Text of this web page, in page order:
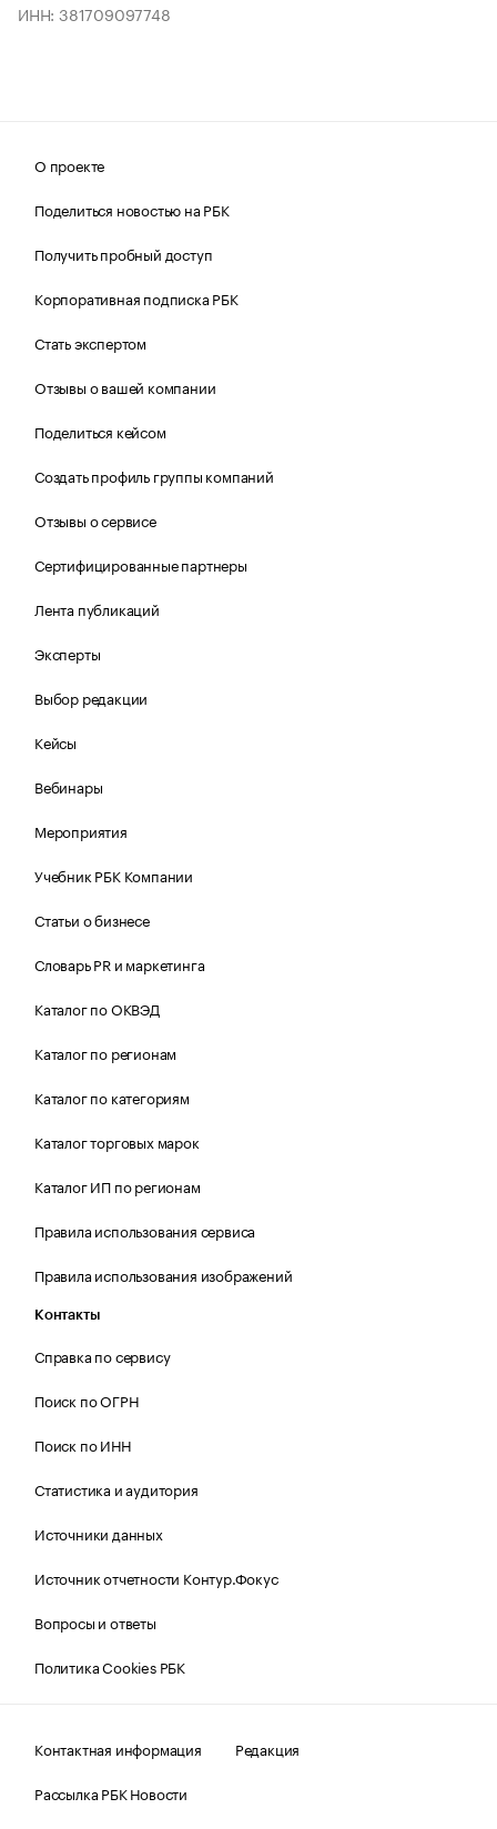
ИНН: 381709097748
О проекте
Поделиться новостью на РБК
Получить пробный доступ
Корпоративная подписка РБК
Стать экспертом
Отзывы о вашей компании
Поделиться кейсом
Создать профиль группы компаний
Отзывы о сервисе
Сертифицированные партнеры
Лента публикаций
Эксперты
Выбор редакции
Кейсы
Вебинары
Мероприятия
Учебник РБК Компании
Статьи о бизнесе
Словарь PR и маркетинга
Каталог по ОКВЭД
Каталог по регионам
Каталог по категориям
Каталог торговых марок
Каталог ИП по регионам
Правила использования сервиса
Правила использования изображений
Контакты
Справка по сервису
Поиск по ОГРН
Поиск по ИНН
Статистика и аудитория
Источники данных
Источник отчетности Контур.Фокус
Вопросы и ответы
Политика Cookies РБК
Контактная информация
Редакция
Рассылка РБК Новости